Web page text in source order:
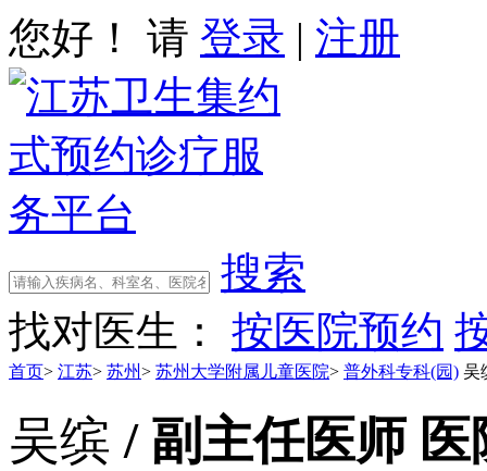
您好！ 请 登录 | 注册
搜索
找对医生：
按医院预约
首页> 江苏> 苏州> 苏州大学附属儿童医院> 普外科专科(园) 吴
吴缤 / 副主任医师